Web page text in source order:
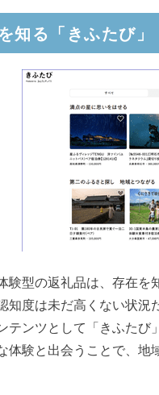
知る「きふたび」
験型の返礼品は、存在
知度は未だ高くない状
テンツとして「きふた
体験と出会うことで、